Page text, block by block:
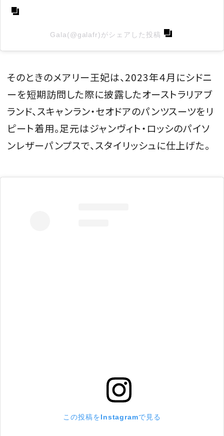
Gala(@galafr)がシェアした投稿
そのときのメアリー王妃は、2023年４月にシドニ
ーを短期訪問した際に披露したオーストラリアブ
ランド、スキャンラン・セオドアのパンツスーツをリ
ピート着用。足元はジャンヴィト・ロッシのパイソ
ンレザーパンプスで、スタイリッシュに仕上げた。
この投稿をInstagramで見る